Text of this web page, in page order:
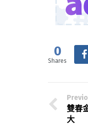
0
Shares
雙春
大